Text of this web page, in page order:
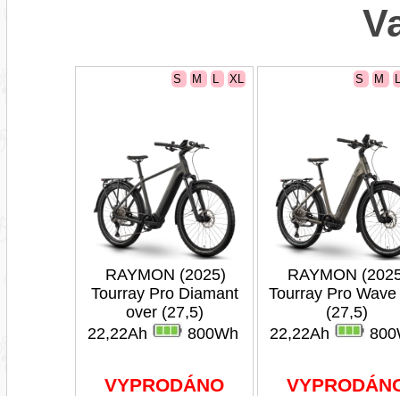
S M L XL
RAYMON (2025)
Tourray Pro Diamant
over (27,5)
22,22Ah
800Wh
VYPRODÁNO
S M
RAYMON
Tourray Pro Wave
(27,5)
22,22Ah